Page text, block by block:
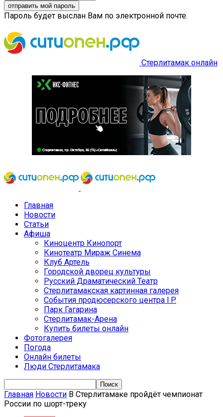
Пароль будет выслан Вам по электронной почте.
Стерлитамак онлайн
Главная
Новости
Статьи
Афиша
Киноцентр Кинопорт
Кинотеатр Мираж Синема
Клуб Артель
Городской дворец культуры
Русский Драматический Театр
Стерлитамакская картинная галерея
События продюсерского центра I.P.
Парк Гагарина
Стерлитамак-Арена
Купить билеты онлайн
Фотогалерея
Погода
Онлайн билеты
Люди Стерлитамака
Главная Новости В Стерлитамаке пройдёт чемпионат
России по шорт-треку